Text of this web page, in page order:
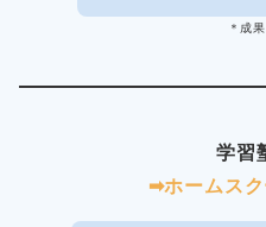
＊成果を保証する
学習
➡︎ホームス